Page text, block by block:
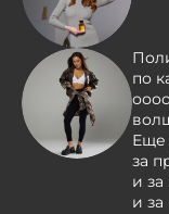
по
Еще
за
и
и